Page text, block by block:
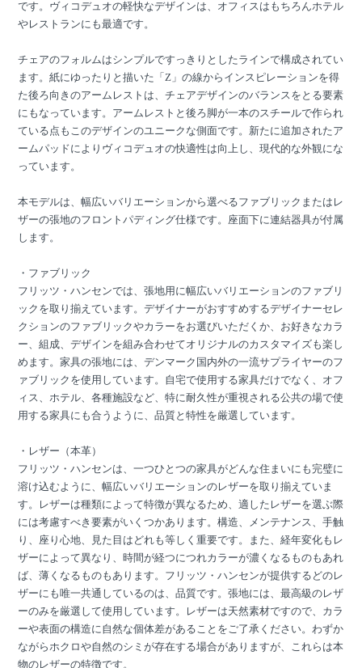
です。ヴィコデュオの軽快なデザインは、オフィスはもちろんホテル
やレストランにも最適です。
チェアのフォルムはシンプルですっきりとしたラインで構成されてい
ます。紙にゆったりと描いた「Z」の線からインスピレーションを得
た後ろ向きのアームレストは、チェアデザインのバランスをとる要素
にもなっています。アームレストと後ろ脚が一本のスチールで作られ
ている点もこのデザインのユニークな側面です。新たに追加されたア
ームパッドによりヴィコデュオの快適性は向上し、現代的な外観にな
っています。
本モデルは、幅広いバリエーションから選べるファブリックまたはレ
ザーの張地のフロントパディング仕様です。座面下に連結器具が付属
します。
・ファブリック
フリッツ・ハンセンでは、張地用に幅広いバリエーションのファブリ
ックを取り揃えています。デザイナーがおすすめするデザイナーセレ
クションのファブリックやカラーをお選びいただくか、お好きなカラ
ー、組成、デザインを組み合わせてオリジナルのカスタマイズも楽し
めます。家具の張地には、デンマーク国内外の一流サプライヤーのフ
ァブリックを使用しています。自宅で使用する家具だけでなく、オフ
ィス、ホテル、各種施設など、特に耐久性が重視される公共の場で使
用する家具にも合うように、品質と特性を厳選しています。
・レザー（本革）
フリッツ・ハンセンは、一つひとつの家具がどんな住まいにも完璧に
溶け込むように、幅広いバリエーションのレザーを取り揃えていま
す。レザーは種類によって特徴が異なるため、適したレザーを選ぶ際
には考慮すべき要素がいくつかあります。構造、メンテナンス、手触
り、座り心地、見た目はどれも等しく重要です。また、経年変化もレ
ザーによって異なり、時間が経つにつれカラーが濃くなるものもあれ
ば、薄くなるものもあります。フリッツ・ハンセンが提供するどのレ
ザーにも唯一共通しているのは、品質です。張地には、最高級のレザ
ーのみを厳選して使用しています。レザーは天然素材ですので、カラ
ーや表面の構造に自然な個体差があることをご了承ください。わずか
ながらホクロや自然のシミが存在する場合がありますが、これらは本
物のレザーの特徴です。